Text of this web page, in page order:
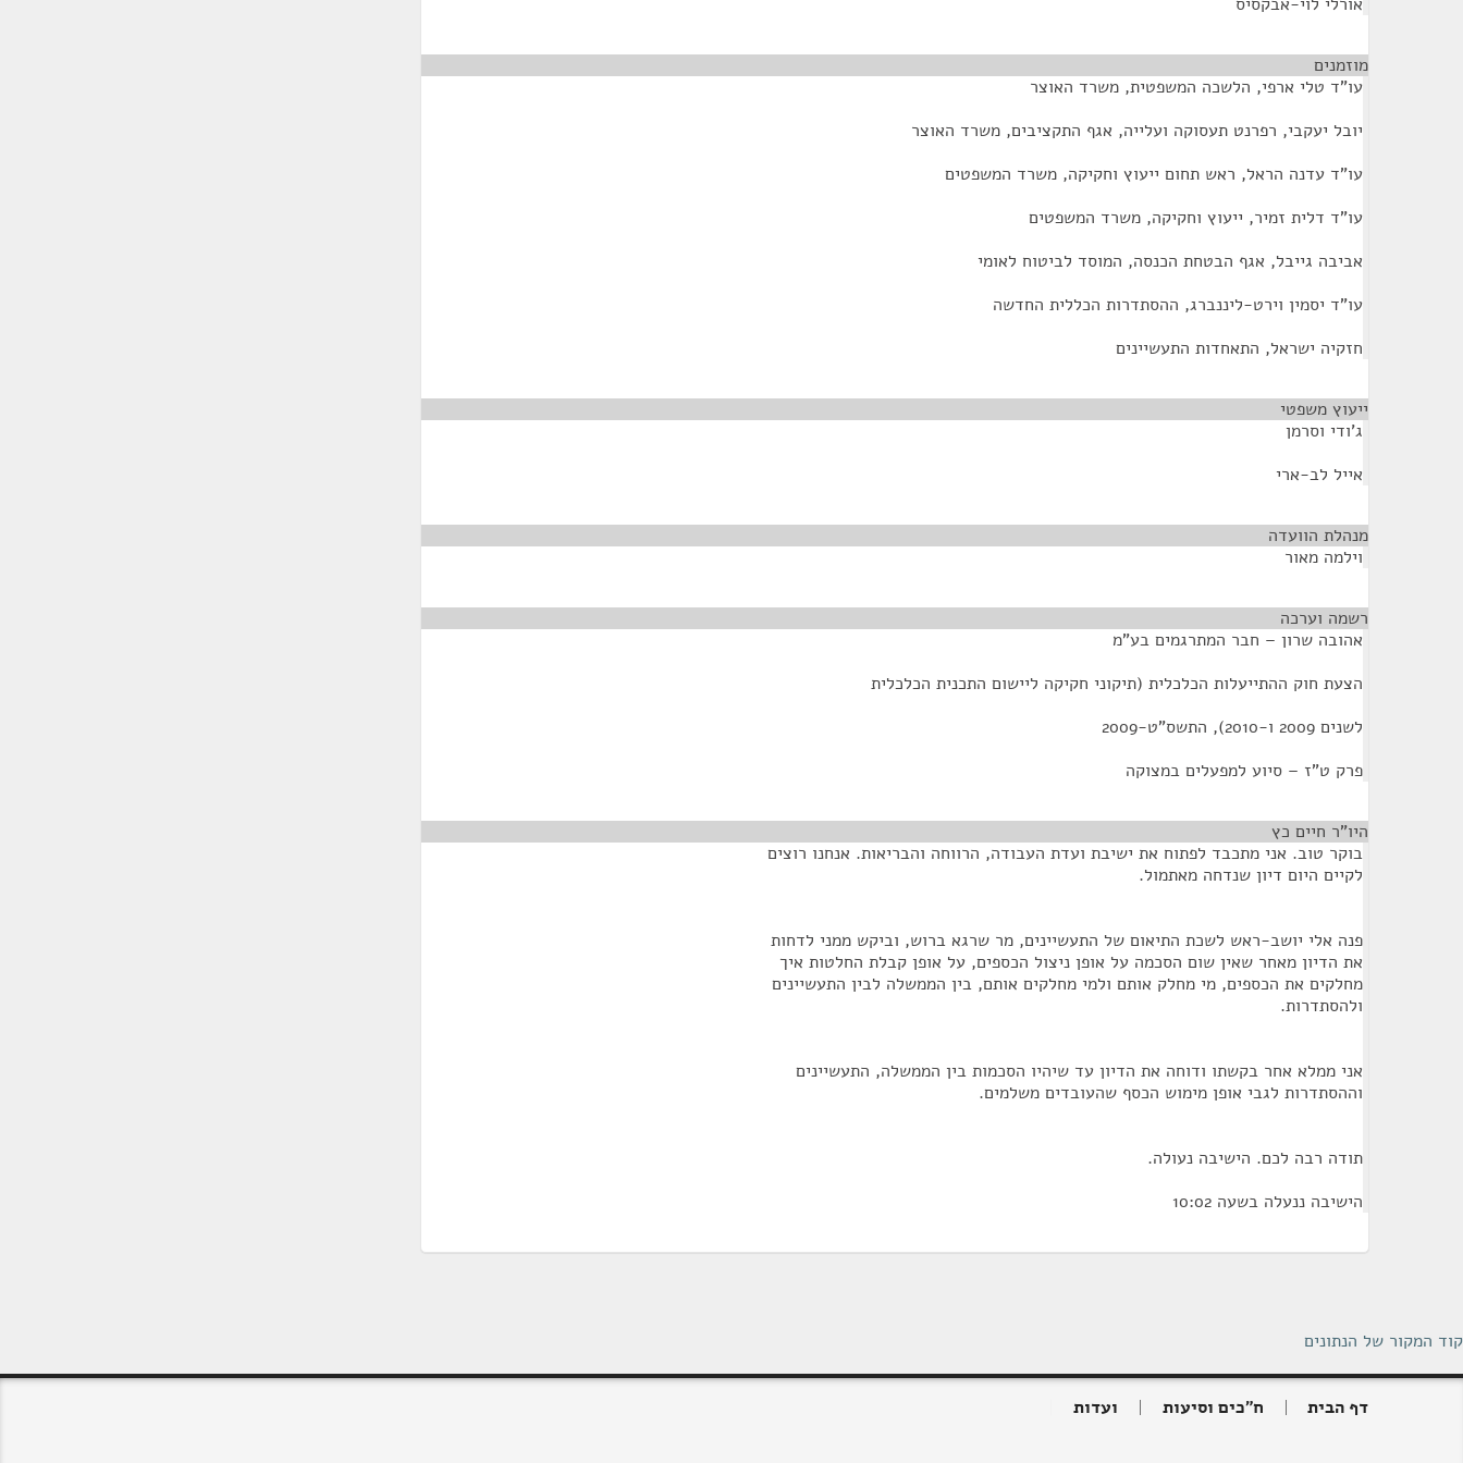
מוזמנים
עו"ד טלי ארפי, הלשכה המשפטית, משרד האוצר
יובל יעקבי, רפרנט תעסוקה ועלייה, אגף התקציבים, משרד האוצר
עו"ד עדנה הראל, ראש תחום ייעוץ וחקיקה, משרד המשפטים
עו"ד דלית זמיר, ייעוץ וחקיקה, משרד המשפטים
אביבה גייבל, אגף הבטחת הכנסה, המוסד לביטוח לאומי
עו"ד יסמין וירט-ליננברג, ההסתדרות הכללית החדשה
חזקיה ישראל, התאחדות התעשיינים
ייעוץ משפטי
ג'ודי וסרמן
אייל לב-ארי
מנהלת הוועדה
וילמה מאור
רשמה וערכה
אהובה שרון – חבר המתרגמים בע"מ
הצעת חוק ההתייעלות הכלכלית (תיקוני חקיקה ליישום התכנית הכלכלית
לשנים 2009 ו-2010), התשס"ט-2009
פרק ט"ז – סיוע למפעלים במצוקה
היו"ר חיים כץ
בוקר טוב. אני מתכבד לפתוח את ישיבת ועדת העבודה, הרווחה והבריאות. אנחנו רוצים
לקיים היום דיון שנדחה מאתמול.
פנה אלי יושב-ראש לשכת התיאום של התעשיינים, מר שרגא ברוש, וביקש ממני לדחות
את הדיון מאחר שאין שום הסכמה על אופן ניצול הכספים, על אופן קבלת החלטות איך
מחלקים את הכספים, מי מחלק אותם ולמי מחלקים אותם, בין הממשלה לבין התעשיינים
ולהסתדרות.
אני ממלא אחר בקשתו ודוחה את הדיון עד שיהיו הסכמות בין הממשלה, התעשיינים
וההסתדרות לגבי אופן מימוש הכסף שהעובדים משלמים.
תודה רבה לכם. הישיבה נעולה.
הישיבה ננעלה בשעה 10:02
קוד המקור של הנתונים
דף הבית ח"כים וסיעות ועדות